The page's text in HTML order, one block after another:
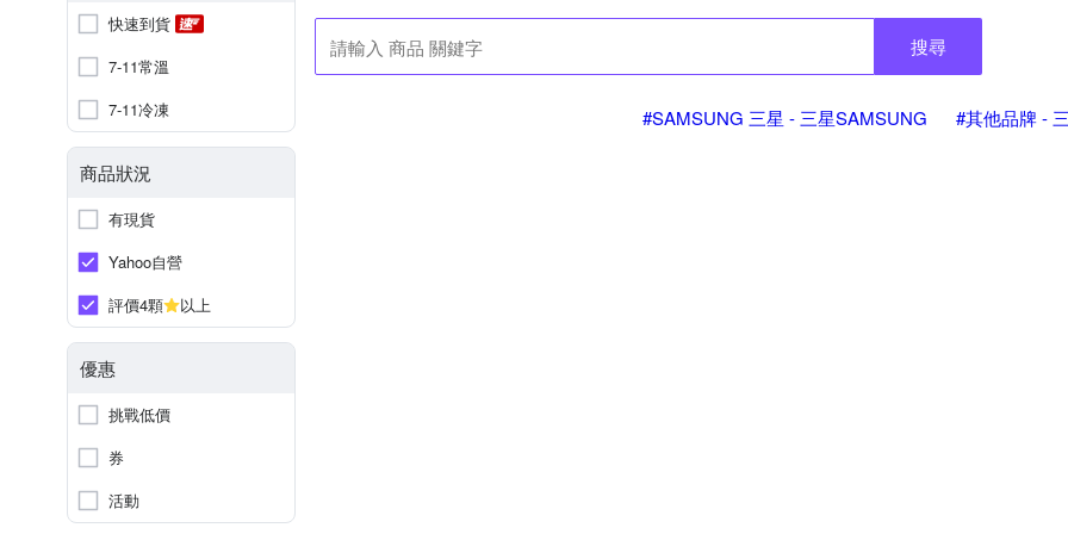
快速到貨
7-11常溫
7-11冷凍
商品狀況
有現貨
Yahoo自營
評價4顆
以上
優惠
挑戰低價
券
活動
搜尋
#SAMSUNG 三星 - 三星SAMSUNG #其他品牌 -